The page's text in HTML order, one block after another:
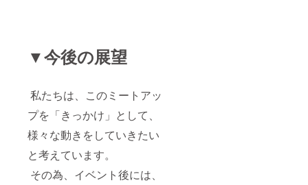
▼今後の展望
私たちは、このミートアッ
プを「きっかけ」として、
様々な動きをしていきたい
と考えています。
その為、イベント後には、